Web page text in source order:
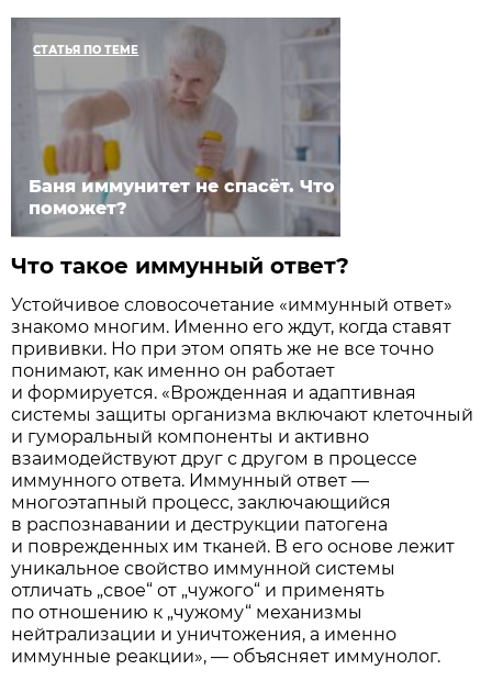
СТАТЬЯ ПО ТЕМЕ
Баня иммунитет не спасёт. Что
поможет?
Что такое иммунный ответ?
Устойчивое словосочетание «иммунный ответ»
знакомо многим. Именно его ждут, когда ставят
прививки. Но при этом опять же не все точно
понимают, как именно он работает
и формируется. «Врожденная и адаптивная
системы защиты организма включают клеточный
и гуморальный компоненты и активно
взаимодействуют друг с другом в процессе
иммунного ответа. Иммунный ответ —
многоэтапный процесс, заключающийся
в распознавании и деструкции патогена
и поврежденных им тканей. В его основе лежит
уникальное свойство иммунной системы
отличать „свое“ от „чужого“ и применять
по отношению к „чужому“ механизмы
нейтрализации и уничтожения, а именно
иммунные реакции», — объясняет иммунолог.